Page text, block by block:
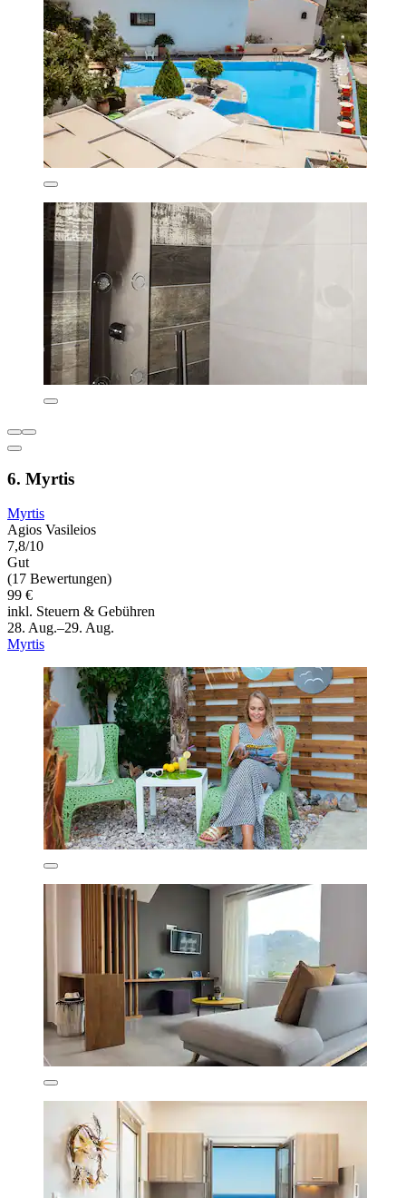
6. Myrtis
Myrtis
Agios Vasileios
7,8/10
Gut
(17 Bewertungen)
99 €
inkl. Steuern & Gebühren
28. Aug.–29. Aug.
Myrtis